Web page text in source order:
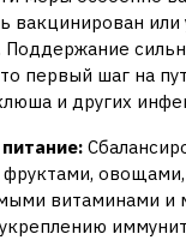
вакцинирован или
Поддержание
первый шаг на
и других
фруктами,
витаминами и